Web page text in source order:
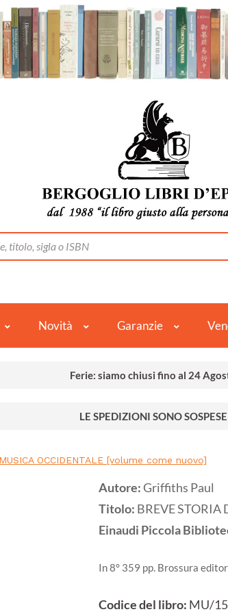
Novità Garanzie
Ferie: siamo chiusi fino al 24
LE SPEDIZIONI SONO SOSPESE
OCCIDENTALE [volume come nuovo]
Autore:Griffiths Paul
Titolo: BREVE STORIA
Einaudi Piccola
In 8° 359 pp. Brossura
Codice del libro: MU/